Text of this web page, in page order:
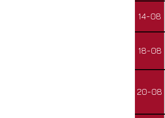
14-08
18-08
20-08